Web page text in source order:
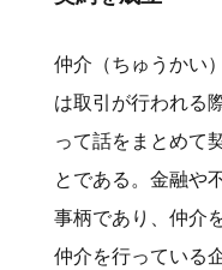
仲介（ちゅうかい
は取引が行われる
って話をまとめて
とである。金融や
事柄であり、仲介
仲介を行っている